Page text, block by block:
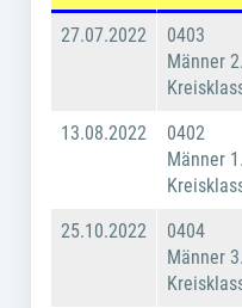
27.07.2022
0403
Männer 2.
13.08.2022
0402
Männer 1.
25.10.2022
0404
Männer 3.